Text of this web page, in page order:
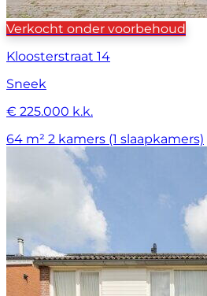
Verkocht onder voorbehoud
Kloosterstraat 14
Sneek
€ 225.000 k.k.
64 m² 2 kamers (1 slaapkamers)